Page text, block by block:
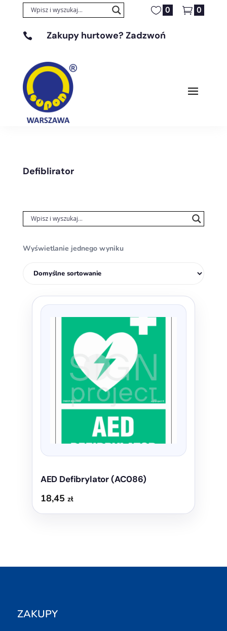
0 0
 Zakupy hurtowe? Zadzwoń
Defiblirator
Wyświetlanie jednego wyniku
AED Defibrylator (AC086)
18,45 zł
ZAKUPY